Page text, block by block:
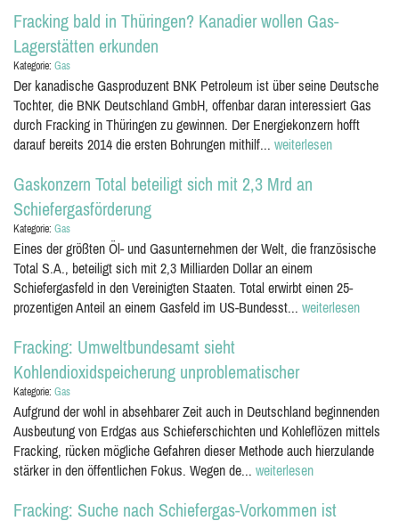
Fracking bald in Thüringen? Kanadier wollen Gas-
Lagerstätten erkunden
Kategorie: Gas
Der kanadische Gasproduzent BNK Petroleum ist über seine Deutsche
Tochter, die BNK Deutschland GmbH, offenbar daran interessiert Gas
durch Fracking in Thüringen zu gewinnen. Der Energiekonzern hofft
darauf bereits 2014 die ersten Bohrungen mithilf... weiterlesen
Gaskonzern Total beteiligt sich mit 2,3 Mrd an
Schiefergasförderung
Kategorie: Gas
Eines der größten Öl- und Gasunternehmen der Welt, die französische
Total S.A., beteiligt sich mit 2,3 Milliarden Dollar an einem
Schiefergasfeld in den Vereinigten Staaten. Total erwirbt einen 25-
prozentigen Anteil an einem Gasfeld im US-Bundesst... weiterlesen
Fracking: Umweltbundesamt sieht
Kohlendioxidspeicherung unproblematischer
Kategorie: Gas
Aufgrund der wohl in absehbarer Zeit auch in Deutschland beginnenden
Ausbeutung von Erdgas aus Schieferschichten und Kohleflözen mittels
Fracking, rücken mögliche Gefahren dieser Methode auch hierzulande
stärker in den öffentlichen Fokus. Wegen de... weiterlesen
Fracking: Suche nach Schiefergas-Vorkommen ist